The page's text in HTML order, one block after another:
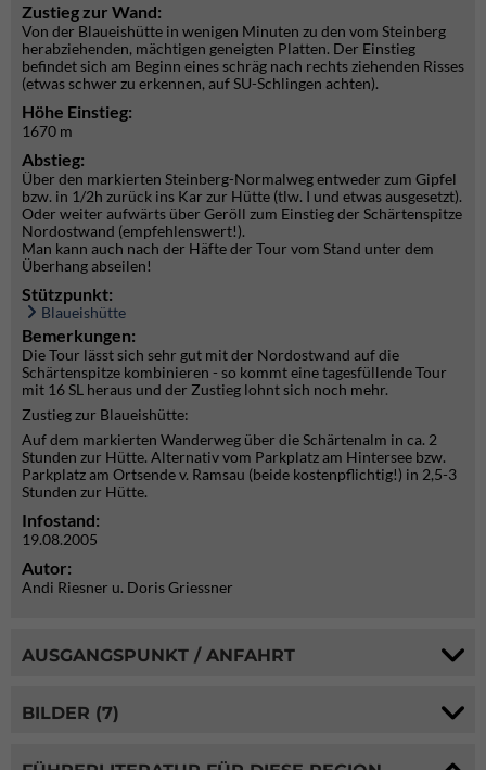
Zustieg zur Wand:
Von der Blaueishütte in wenigen Minuten zu den vom Steinberg
herabziehenden, mächtigen geneigten Platten. Der Einstieg
befindet sich am Beginn eines schräg nach rechts ziehenden Risses
(etwas schwer zu erkennen, auf SU-Schlingen achten).
Höhe Einstieg:
1670 m
Abstieg:
Über den markierten Steinberg-Normalweg entweder zum Gipfel
bzw. in 1/2h zurück ins Kar zur Hütte (tlw. I und etwas ausgesetzt).
Oder weiter aufwärts über Geröll zum Einstieg der Schärtenspitze
Nordostwand (empfehlenswert!).
Man kann auch nach der Häfte der Tour vom Stand unter dem
Überhang abseilen!
Stützpunkt:
Blaueishütte
Bemerkungen:
Die Tour lässt sich sehr gut mit der Nordostwand auf die
Schärtenspitze kombinieren - so kommt eine tagesfüllende Tour
mit 16 SL heraus und der Zustieg lohnt sich noch mehr.
Zustieg zur Blaueishütte:
Auf dem markierten Wanderweg über die Schärtenalm in ca. 2
Stunden zur Hütte. Alternativ vom Parkplatz am Hintersee bzw.
Parkplatz am Ortsende v. Ramsau (beide kostenpflichtig!) in 2,5-3
Stunden zur Hütte.
Infostand:
19.08.2005
Autor:
Andi Riesner u. Doris Griessner
AUSGANGSPUNKT / ANFAHRT
BILDER (7)